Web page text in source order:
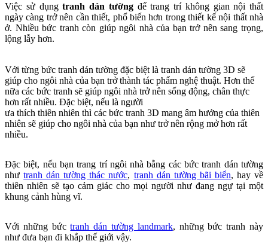
Việc sử dụngtranh dán tườngđể trang trí không gian nội thất
ngày càng trở nên cần thiết, phổ biến hơn trong thiết kế nội thất nhà
ở. Nhiều bức tranh còn giúp ngôi nhà của bạn trở nên sang trọng,
lộng lẫy hơn.
Với từng bức tranh dán tường đặc biệt là tranh dán tường 3D sẽ
giúp cho ngôi nhà của bạn trở thành tác phẩm nghệ thuật. Hơn thế
nữa các bức tranh sẽ giúp ngôi nhà trở nên sống động, chân thực
hơn rất nhiều. Đặc biệt, nếu là người
ưa thích thiên nhiên thì các bức tranh 3D mang âm hưởng của thiên
nhiên sẽ giúp cho ngôi nhà của bạn như trở nên rộng mở hơn rất
nhiều.
Đặc biệt, nếu bạn trang trí ngôi nhà bằng các bức tranh dán tường
nhưtranh dán tường thác nước, tranh dán tường bãi biển, hay về
thiên nhiên sẽ tạo cảm giác cho mọi người như đang ngự tại một
khung cảnh hùng vĩ.
Với những bứctranh dán tường landmark, những bức tranh này
như đưa bạn đi khắp thế giới vậy.